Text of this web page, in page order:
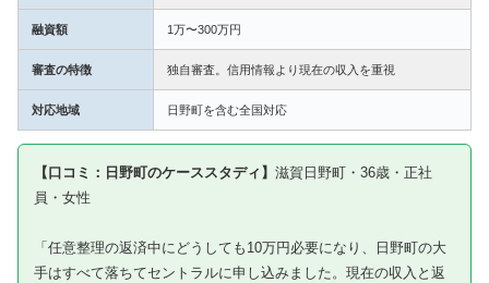
融資額 1万〜300万円
審査の特徴 独自審査。信用情報より現在の収入を重視
対応地域 日野町を含む全国対応
【口コミ：日野町のケーススタディ】 滋賀日野町・36歳・正社
員・女性
「任意整理の返済中にどうしても10万円必要になり、日野町の大
手はすべて落ちてセントラルに申し込みました。現在の収入と返